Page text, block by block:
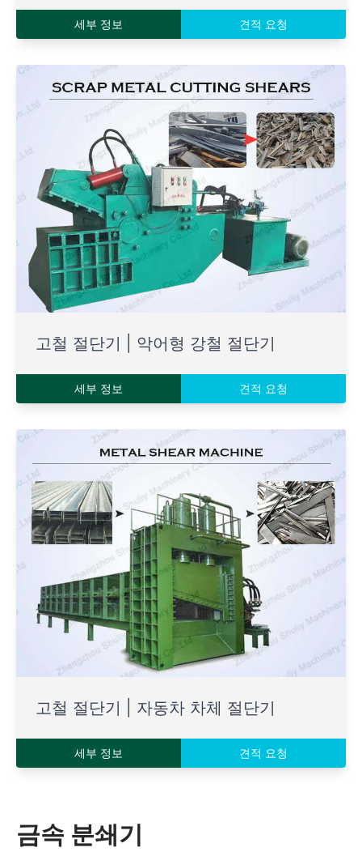
세부 정보 견적 요청
고철 절단기 | 악어형 강철 절단기
세부 정보 견적 요청
고철 절단기 | 자동차 차체 절단기
세부 정보 견적 요청
금속 분쇄기